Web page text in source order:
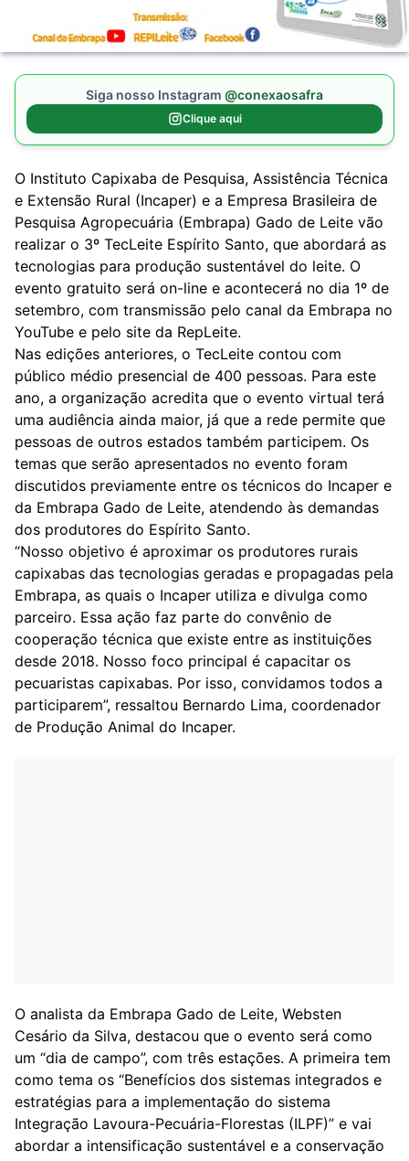
Siga nosso Instagram @conexaosafra
Clique aqui
O Instituto Capixaba de Pesquisa, Assistência Técnica
e Extensão Rural (Incaper) e a Empresa Brasileira de
Pesquisa Agropecuária (Embrapa) Gado de Leite vão
realizar o 3º TecLeite Espírito Santo, que abordará as
tecnologias para produção sustentável do leite. O
evento gratuito será on-line e acontecerá no dia 1º de
setembro, com transmissão pelo canal da Embrapa no
YouTube e pelo site da RepLeite.
Nas edições anteriores, o TecLeite contou com
público médio presencial de 400 pessoas. Para este
ano, a organização acredita que o evento virtual terá
uma audiência ainda maior, já que a rede permite que
pessoas de outros estados também participem. Os
temas que serão apresentados no evento foram
discutidos previamente entre os técnicos do Incaper e
da Embrapa Gado de Leite, atendendo às demandas
dos produtores do Espírito Santo.
“Nosso objetivo é aproximar os produtores rurais
capixabas das tecnologias geradas e propagadas pela
Embrapa, as quais o Incaper utiliza e divulga como
parceiro. Essa ação faz parte do convênio de
cooperação técnica que existe entre as instituições
desde 2018. Nosso foco principal é capacitar os
pecuaristas capixabas. Por isso, convidamos todos a
participarem”, ressaltou Bernardo Lima, coordenador
de Produção Animal do Incaper.
O analista da Embrapa Gado de Leite, Websten
Cesário da Silva, destacou que o evento será como
um “dia de campo”, com três estações. A primeira tem
como tema os “Benefícios dos sistemas integrados e
estratégias para a implementação do sistema
Integração Lavoura-Pecuária-Florestas (ILPF)” e vai
abordar a intensificação sustentável e a conservação